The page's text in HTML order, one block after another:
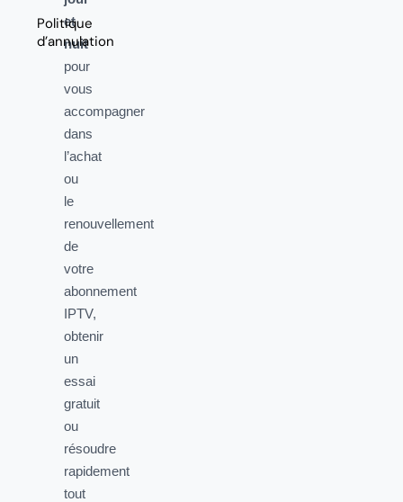
Politique
d’annulation
et
nuit
pour
vous
accompagner
dans
l’achat
ou
le
renouvellement
de
votre
abonnement
IPTV,
obtenir
un
essai
gratuit
ou
résoudre
rapidement
tout